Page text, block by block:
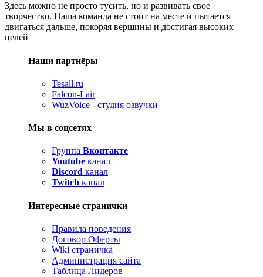
Здесь можно не просто тусить, но и развивать свое
творчество. Наша команда не стоит на месте и пытается
двигаться дальше, покоряя вершины и достигая высоких
целей
Наши партнёры
Tesall.ru
Falcon-Lair
WuzVoice - студия озвучки
Мы в соцсетях
Группа Вконтакте
Youtube канал
Discord канал
Twitch канал
Интересные странички
Правила поведения
Договор Оферты
Wiki страничка
Администрация сайта
Таблица Лидеров